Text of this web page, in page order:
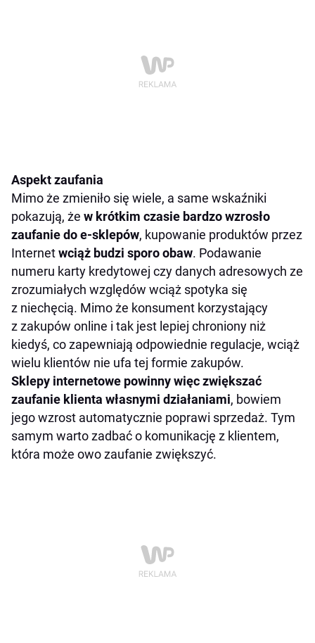
Aspekt zaufania
Mimo że zmieniło się wiele, a same wskaźniki
pokazują, że w krótkim czasie bardzo wzrosło
zaufanie do e-sklepów, kupowanie produktów przez
Internetwciąż budzi sporo obaw. Podawanie
numeru karty kredytowej czy danych adresowych ze
zrozumiałych względów wciąż spotyka się
z niechęcią. Mimo że konsument korzystający
z zakupów online i tak jest lepiej chroniony niż
kiedyś, co zapewniają odpowiednie regulacje, wciąż
wielu klientów nie ufa tej formie zakupów.
Sklepy internetowe powinny więc zwiększać
zaufanie klienta własnymi działaniami, bowiem
jego wzrost automatycznie poprawi sprzedaż. Tym
samym warto zadbać o komunikację z klientem,
która może owo zaufanie zwiększyć.